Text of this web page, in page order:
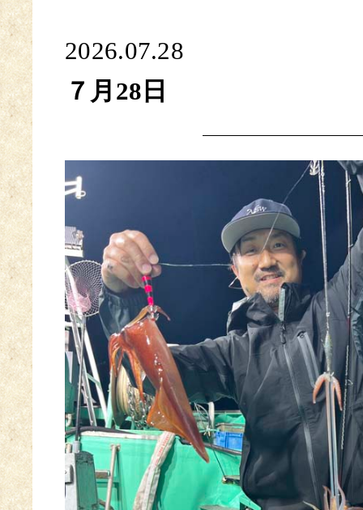
2026.07.28
７月28日